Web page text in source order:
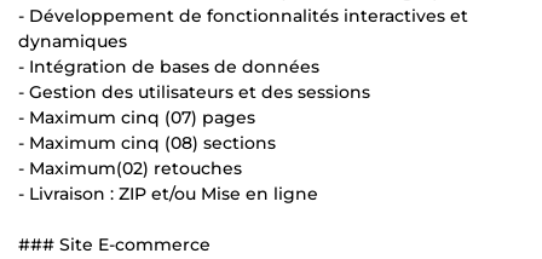
- Développement de fonctionnalités interactives et
dynamiques
- Intégration de bases de données
- Gestion des utilisateurs et des sessions
- Maximum cinq (07) pages
- Maximum cinq (08) sections
- Maximum(02) retouches
- Livraison : ZIP et/ou Mise en ligne
### Site E-commerce